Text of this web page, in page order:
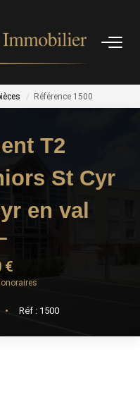
Référence 1500
T2
St Cyr
en val
€
• Réf : 1500